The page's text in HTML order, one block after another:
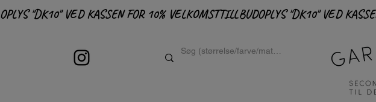
OPLYS "DK10" VED KASSEN FOR 10% VELKOMSTTILLBUD